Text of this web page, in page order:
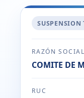
SUSPENSION
RAZÓN SOCIAL
COMITE DE
RUC